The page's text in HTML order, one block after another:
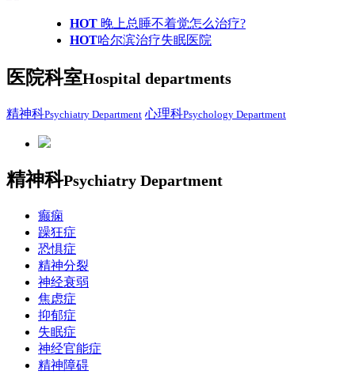
HOT 晚上总睡不着觉怎么治疗?
HOT哈尔滨治疗失眠医院
医院科室Hospital departments
精神科Psychiatry Department 心理科Psychology Department
精神科Psychiatry Department
癫痫
躁狂症
恐惧症
精神分裂
神经衰弱
焦虑症
抑郁症
失眠症
神经官能症
精神障碍